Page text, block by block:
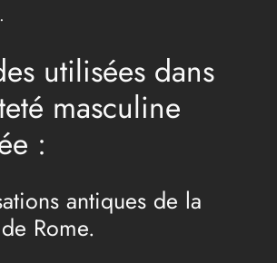
utilisées dans
masculine
:
antiques de la
Rome.